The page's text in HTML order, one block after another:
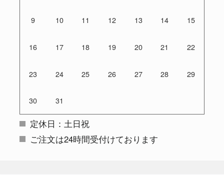
9 10 11 12 13 14 15
16 17 18 19 20 21 22
23 24 25 26 27 28 29
30 31
定休日：土日祝
ご注文は24時間受付けております